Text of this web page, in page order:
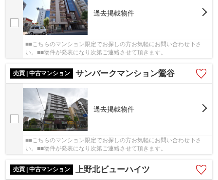
過去掲載物件
■■こちらのマンション限定でお探しの方お気軽にお問い合わせ下さ
い。■■物件が発表になり次第ご連絡させて頂きます。
売買 | 中古マンション サンパークマンション鶯谷
過去掲載物件
■■こちらのマンション限定でお探しの方お気軽にお問い合わせ下さ
い。■■物件が発表になり次第ご連絡させて頂きます。
売買 | 中古マンション 上野北ビューハイツ